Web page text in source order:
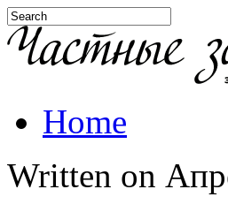
Home
Written on